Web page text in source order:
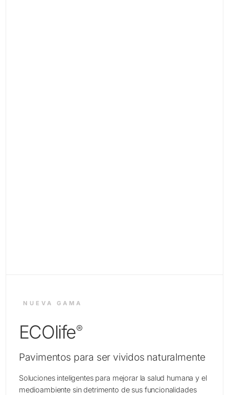
NUEVA GAMA
ECOlife®
Pavimentos para ser vividos naturalmente
Soluciones inteligentes para mejorar la salud humana y el
medioambiente sin detrimento de sus funcionalidades